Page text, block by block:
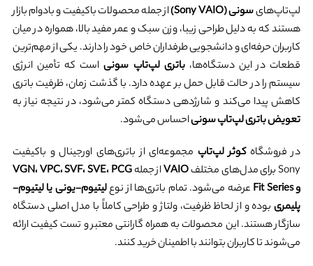
لپ‌تاپ‌هایسونی (Sony VAIO)
از جمله محصولات باکیفیت و بادوام بازار
هستند که به دلیل طراحی زیبا، وزن سبک و عمر مفید بالا، همواره در میان
کاربران حرفه‌ای و دانشجویی طرفداران خاص خود را دارند. یکی از مهم‌ترین
قطعات در این دستگاه‌ها،باتری لپ‌تاپ سونیاست که تأمین انرژی
سیستم را در حالت قابل حمل بر عهده دارد. با گذشت زمان، ظرفیت باتری
کاهش پیدا می‌کند و شارژدهی دستگاه کمتر می‌شود، در نتیجه نیاز به
تعویض باتری لپ‌تاپ سونیاحساس می‌شود.
در فروشگاهکوثر لپ‌تاپمجموعه‌ای از باتری‌های اورجینال و باکیفیت
Sony برای مدل‌های مختلف
VAIOاز جملهVGN، VPC، SVF، SVE، PCG
و Fit Series
عرضه می‌شود. تمام باتری‌ها از نوعلیتیوم-یونی یا لیتیوم-
پلیمریبوده و از لحاظ ظرفیت، ولتاژ و طراحی کاملاً با مدل اصلی دستگاه
سازگار هستند. این محصولات به همراه گارانتی معتبر و تست کیفیت ارائه
می‌شوند تا کاربران بتوانند با اطمینان خرید کنند.